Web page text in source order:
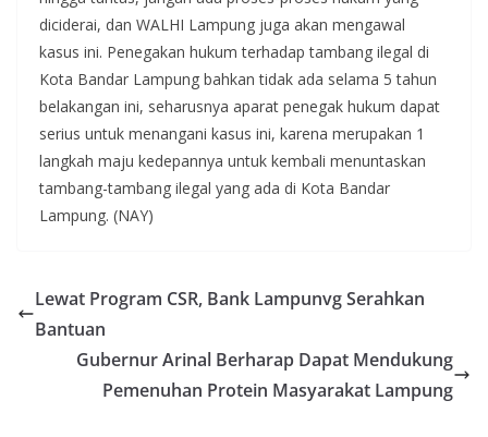
diciderai, dan WALHI Lampung juga akan mengawal
kasus ini. Penegakan hukum terhadap tambang ilegal di
Kota Bandar Lampung bahkan tidak ada selama 5 tahun
belakangan ini, seharusnya aparat penegak hukum dapat
serius untuk menangani kasus ini, karena merupakan 1
langkah maju kedepannya untuk kembali menuntaskan
tambang-tambang ilegal yang ada di Kota Bandar
Lampung. (NAY)
Lewat Program CSR, Bank Lampunvg Serahkan
Bantuan
Gubernur Arinal Berharap Dapat Mendukung
Pemenuhan Protein Masyarakat Lampung